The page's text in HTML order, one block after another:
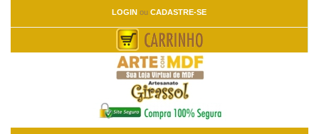
LOGIN ou CADASTRE-SE